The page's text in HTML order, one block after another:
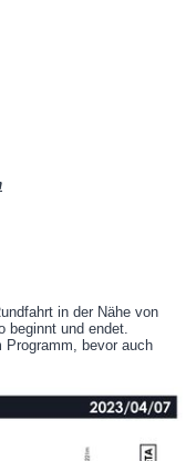
in der Nähe von
beginnt und endet.
Programm, bevor auch